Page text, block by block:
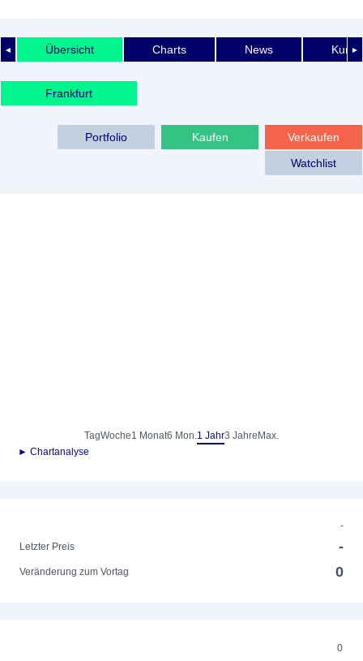
◄ ►
Übersicht Charts News
Frankfurt
Verkaufen
Kaufen
Portfolio
Watchlist
TagWoche1 Monat6 Mon.1 Jahr3 Jahre Max.
► Chartanalyse
-
Letzter Preis
-
Veränderung zum Vortag 0
0